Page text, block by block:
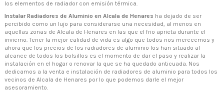
los elementos de radiador con emisión térmica.
Instalar Radiadores de Aluminio en Alcala de Henares ha dejado de ser
percibido como un lujo para considerarse una necesidad, al menos en
aquellas zonas de Alcala de Henares en las que el frio aprieta durante el
invierno. Tener la mejor calidad de vida es algo que todos nos merecemos y
ahora que los precios de los radiadores de aluminio los han situado al
alcance de todos los bolsillos es el momento de dar el paso y realizar la
instalación en el hogar o renovar la que se ha quedado anticuada. Nos
dedicamos a la venta e instalación de radiadores de aluminio para todos los
vecinos de Alcala de Henares por lo que podemos darle el mejor
asesoramiento.